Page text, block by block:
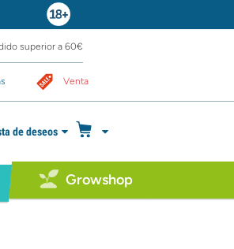
superior a 60€
Venta
de deseos
Growshop